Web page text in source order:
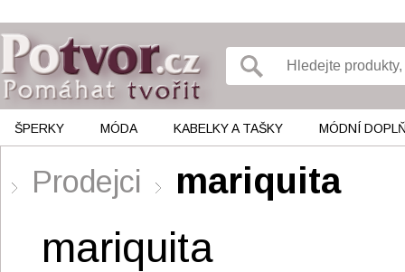
ŠPERKY MÓDA KABELKY A TAŠKY MÓDNÍ
Prodejci mariquita
mariquita